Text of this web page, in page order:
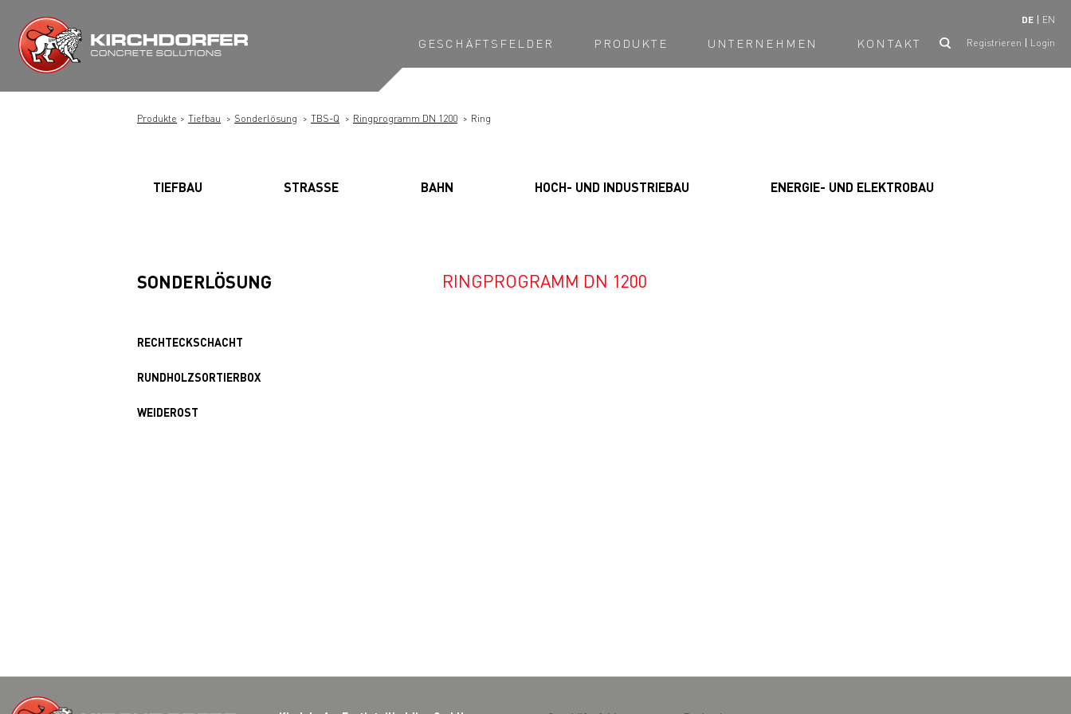
Inhalt
springen
DE EN
GESCHÄFTSFELDER PRODUKTE UNTERNEHMEN KONTAKT Registrieren Login
Produkte Tiefbau Sonderlösung TBS-Q Ringprogramm DN 1200 Ring
TIEFBAU STRASSE BAHN HOCH- UND INDUSTRIEBAU ENERGIE- UND ELEKTROBAU
SONDERLÖSUNG
RECHTECKSCHACHT
RUNDHOLZSORTIERBOX
WEIDEROST
RINGPROGRAMM DN 1200